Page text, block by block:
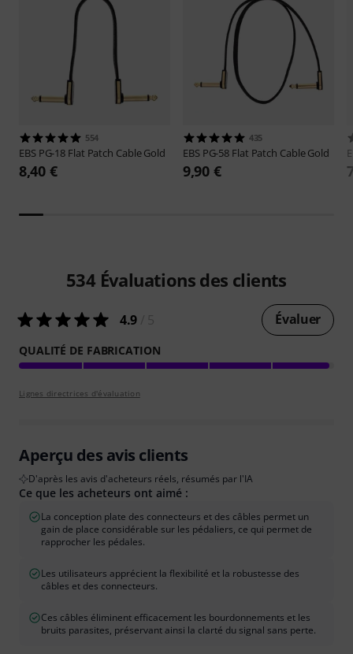
554
EBS PG-18 Flat Patch Cable Gold
8,40 €
435
EBS PG-58 Flat Patch Cable Gold
9,90 €
534 Évaluations des clients
4.9 Évaluer
QUALITÉ DE FABRICATION
Lignes directrices d'évaluation
Aperçu des avis clients
D'après les avis d'acheteurs réels, résumés par l'IA
Ce que les acheteurs ont aimé :
La conception plate des connecteurs et des câbles permet un
gain de place considérable sur les pédaliers, ce qui permet de
rapprocher les pédales.
Les utilisateurs apprécient la flexibilité et la robustesse des
câbles et des connecteurs.
Ces câbles éliminent efficacement les bourdonnements et les
bruits parasites, préservant ainsi la clarté du signal sans perte.